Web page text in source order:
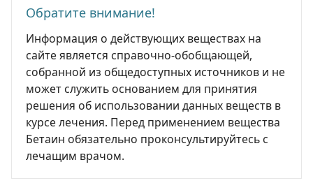
Обратите внимание!
Информация о действующих веществах на
сайте является справочно-обобщающей,
собранной из общедоступных источников и не
может служить основанием для принятия
решения об использовании данных веществ в
курсе лечения. Перед применением вещества
Бетаин обязательно проконсультируйтесь с
лечащим врачом.